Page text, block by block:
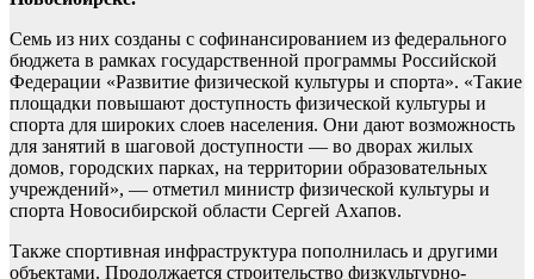
Семь из них созданы с софинансированием из федерального
бюджета в рамках государственной программы Российской
Федерации «Развитие физической культуры и спорта». «Такие
площадки повышают доступность физической культуры и
спорта для широких слоев населения. Они дают возможность
для занятий в шаговой доступности — во дворах жилых
домов, городских парках, на территории образовательных
учреждений», — отметил министр физической культуры и
спорта Новосибирской области Сергей Ахапов.
Также спортивная инфраструктура пополнилась и другими
объектами. Продолжается строительство физкультурно-